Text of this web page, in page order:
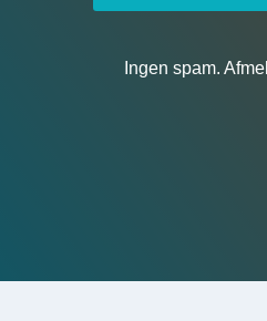
Ingen spam.